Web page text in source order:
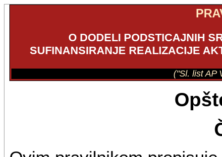
O DODELI PODSTICAJNIH
SUFINANSIRANJE REALIZACIJE
("Sl. list AP